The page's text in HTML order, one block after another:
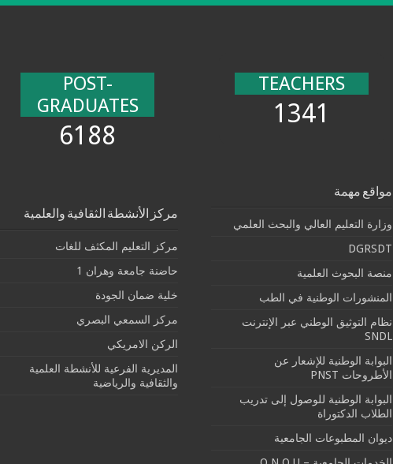
TEACHERS
1341
مواقع مهمة
وزارة التعليم العالي والبحث العلمي
DGRSDT
منصة البحوث العلمية
المنشورات الوطنية في الطب
نظام التوثيق الوطني عبر الإنترنت
SNDL
البوابة الوطنية للإشعار عن
الأطروحات PNST
البوابة الوطنية للوصول إلى تدريب
الطلاب الدكتوراة
ديوان المطبوعات الجامعية
POST-
GRADUATES
6188
مركز الأنشطة الثقافية والعلمية
مركز التعليم المكثف للغات
حاضنة جامعة وهران 1
خلية ضمان الجودة
مركز السمعي البصري
الركن الامريكي
المديرية الفرعية للأنشطة العلمية
والثقافية والرياضية